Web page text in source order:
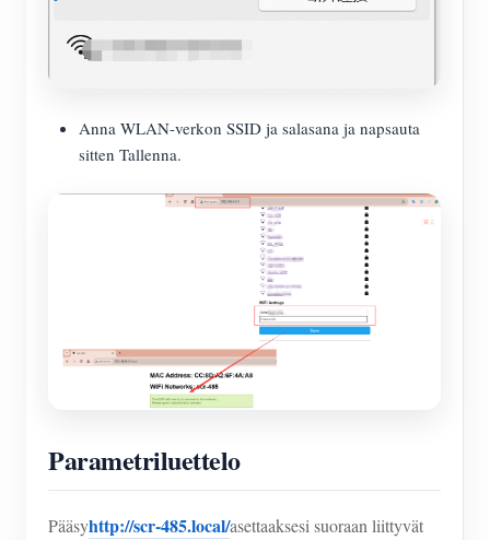
Anna WLAN-verkon SSID ja salasana ja napsauta
sitten Tallenna.
Parametriluettelo
Pääsyhttp://scr-485.local/asettaaksesi suoraan liittyvät